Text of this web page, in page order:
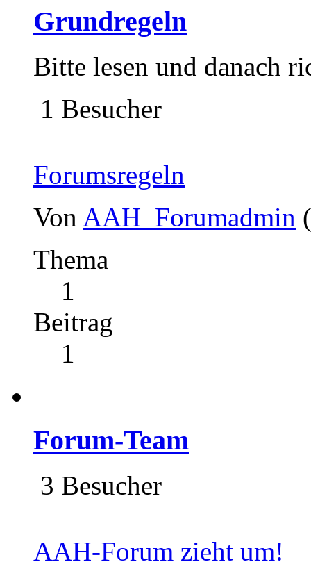
Grundregeln
Bitte lesen und danach
1 Besucher
Forumsregeln
Von AAH_Forumadmin
Thema
1
Beitrag
1
Forum-Team
3 Besucher
AAH-Forum zieht um!